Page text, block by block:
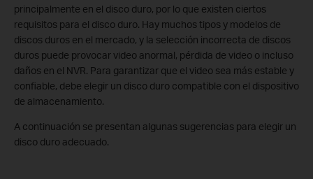
principalmente en el disco duro, por lo que existen ciertos
requisitos para el disco duro. Hay muchos tipos y modelos de
discos duros en el mercado, y la selección incorrecta de discos
duros puede provocar video anormal, pérdida de video o incluso
daños en el NVR. Para garantizar que el video sea más estable y
confiable, debe elegir un disco duro compatible con el dispositivo
de almacenamiento.
A continuación se presentan algunas sugerencias para elegir un
disco duro adecuado.